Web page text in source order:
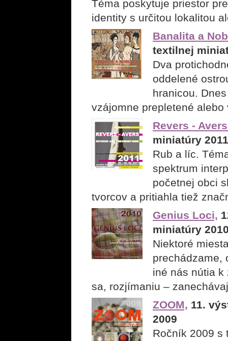
Téma poskytuje priestor
identity s určitou lokalitou
Banalita a
textilnej
Dva
oddelené
hranicou.
vzájomne prepletené
Revers -
miniatúry 2011
Rub a líc.
spektrum
početnej obci
tvorcov a pritiahla tiež
Genius Loci,
miniatúry
Niektoré
prechádzame,
iné nás nútia k
sa, rozjímaniu –
ZOOM, 11.
2009
Ročník 2009 s